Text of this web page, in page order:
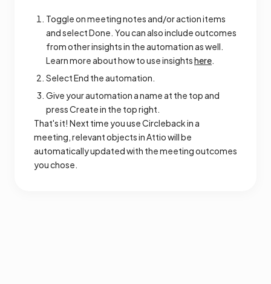
Toggle on meeting notes and/or action items
and select Done. You can also include outcomes
from other insights in the automation as well.
Learn more about how to use insightshere.
Select End the automation.
Give your automation a name at the top and
press Create in the top right.
That's it! Next time you use Circleback in a
meeting, relevant objects in Attio will be
automatically updated with the meeting outcomes
you chose.